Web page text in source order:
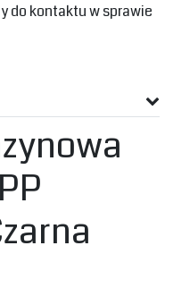
do kontaktu w sprawie